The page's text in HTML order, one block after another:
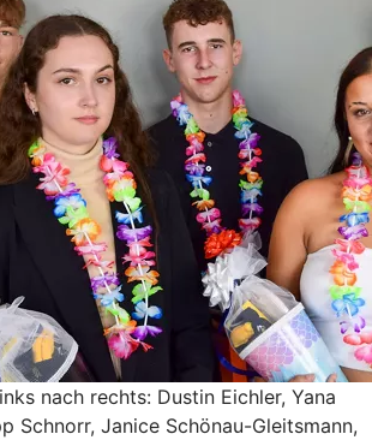
nach rechts: Dustin Eichler, Yana
Schnorr, Janice Schönau-Gleitsmann,